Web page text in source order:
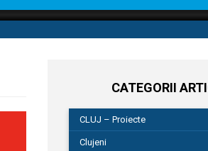
CATEGORII
CLUJ – Proiecte
Clujeni